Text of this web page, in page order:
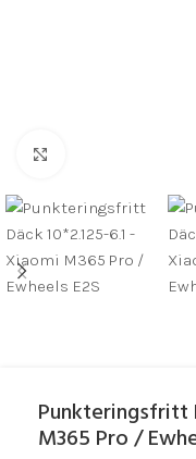
Punkteringsfritt
M365 Pro /